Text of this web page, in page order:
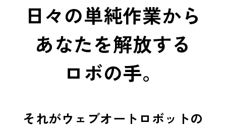
日々の単純作業から
あなたを解放する
ロボの手。
それがウェブオートロボットの